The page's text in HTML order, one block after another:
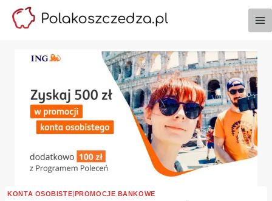
Przejdź
KONTA OSOBISTE|PROMOCJE BANKOWE